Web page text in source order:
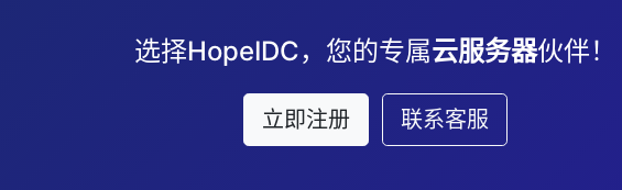
选择HopeIDC，您的专属云服务器伙伴！
立即注册 联系客服